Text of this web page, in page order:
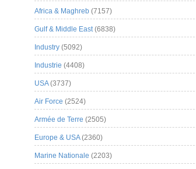
Africa & Maghreb (7157)
Gulf & Middle East(6838)
Industry (5092)
Industrie (4408)
USA(3737)
Air Force (2524)
Armée de Terre (2505)
Europe & USA(2360)
Marine Nationale (2203)